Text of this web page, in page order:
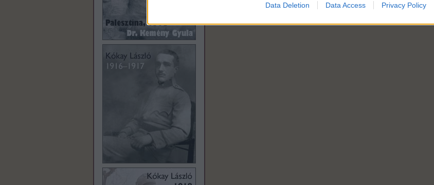
Data Deletion Data Access Privacy Policy